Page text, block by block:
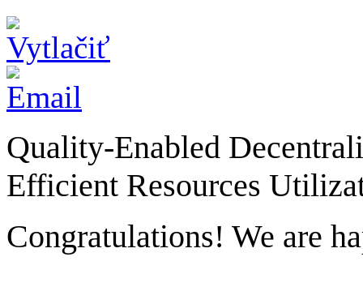
Quality-Enabled
Efficient Resources
Congratulations! We are